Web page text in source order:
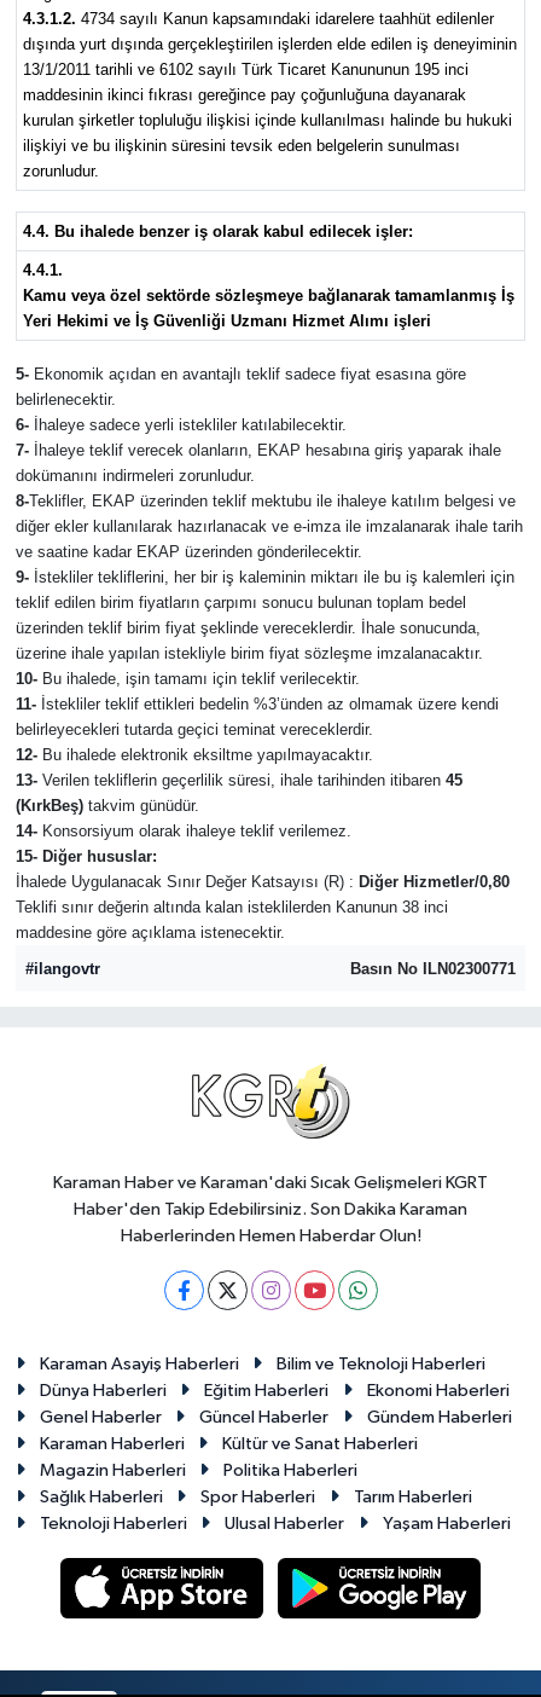
4.3.1.2. 4734 sayılı Kanun kapsamındaki idarelere taahhüt edilenler
dışında yurt dışında gerçekleştirilen işlerden elde edilen iş deneyiminin
13/1/2011 tarihli ve 6102 sayılı Türk Ticaret Kanununun 195 inci
maddesinin ikinci fıkrası gereğince pay çoğunluğuna dayanarak
kurulan şirketler topluluğu ilişkisi içinde kullanılması halinde bu hukuki
ilişkiyi ve bu ilişkinin süresini tevsik eden belgelerin sunulması
zorunludur.
4.4. Bu ihalede benzer iş olarak kabul edilecek işler:
4.4.1.
Kamu veya özel sektörde sözleşmeye bağlanarak tamamlanmış İş
Yeri Hekimi ve İş Güvenliği Uzmanı Hizmet Alımı işleri
5-Ekonomik açıdan en avantajlı teklif sadece fiyat esasına göre
belirlenecektir.
6-İhaleye sadece yerli istekliler katılabilecektir.
7-İhaleye teklif verecek olanların, EKAP hesabına giriş yaparak ihale
dokümanını indirmeleri zorunludur.
8-Teklifler, EKAP üzerinden teklif mektubu ile ihaleye katılım belgesi ve
diğer ekler kullanılarak hazırlanacak ve e-imza ile imzalanarak ihale tarih
ve saatine kadar EKAP üzerinden gönderilecektir.
9-İstekliler tekliflerini, her bir iş kaleminin miktarı ile bu iş kalemleri için
teklif edilen birim fiyatların çarpımı sonucu bulunan toplam bedel
üzerinden teklif birim fiyat şeklinde vereceklerdir. İhale sonucunda,
üzerine ihale yapılan istekliyle birim fiyat sözleşme imzalanacaktır.
10-Bu ihalede, işin tamamı için teklif verilecektir.
11-İstekliler teklif ettikleri bedelin %3’ünden az olmamak üzere kendi
belirleyecekleri tutarda geçici teminat vereceklerdir.
12-Bu ihalede elektronik eksiltme yapılmayacaktır.
13-Verilen tekliflerin geçerlilik süresi, ihale tarihinden itibaren 45
(KırkBeş)takvim günüdür.
14-Konsorsiyum olarak ihaleye teklif verilemez.
15- Diğer hususlar:
İhalede Uygulanacak Sınır Değer Katsayısı (R) : Diğer Hizmetler/0,80
Teklifi sınır değerin altında kalan isteklilerden Kanunun 38 inci
maddesine göre açıklama istenecektir.
#ilangovtr
Basın No ILN02300771
Karaman Haber ve Karaman'daki Sıcak Gelişmeleri KGRT
Haber'den Takip Edebilirsiniz. Son Dakika Karaman
Haberlerinden Hemen Haberdar Olun!
Karaman Asayiş Haberleri
Bilim ve Teknoloji Haberleri
Dünya Haberleri
Eğitim Haberleri
Ekonomi Haberleri
Genel Haberler
Güncel Haberler
Gündem Haberleri
Karaman Haberleri
Kültür ve Sanat Haberleri
Magazin Haberleri
Politika Haberleri
Sağlık Haberleri
Spor Haberleri
Tarım Haberleri
Teknoloji Haberleri
Ulusal Haberler Yaşam Haberleri